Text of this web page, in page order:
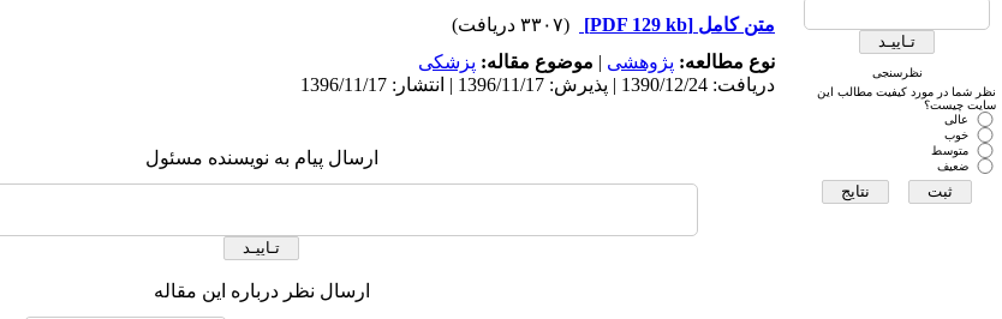
نظرسنجی
نظر شما در مورد کیفیت مطالب این
سایت چیست؟
عالی
خوب
متوسط
ضعیف
متن کامل [PDF 129 kb]
(۳۳۰۷ دریافت)
نوع مطالعه: پژوهشی | موضوع مقاله: پزشکی
دریافت: 1390/12/24 | پذیرش: 1396/11/17 | انتشار: 1396/11/17
ارسال پیام به نویسنده مسئول
ارسال نظر درباره این مقاله